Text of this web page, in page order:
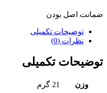
ضمانت اصل بودن
توضیحات تکمیلی
نظرات (0)
توضیحات تکمیلی
وزن 21 گرم